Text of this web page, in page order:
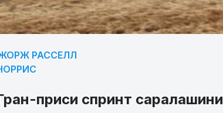
РАССЕЛЛ
приси спринт саралашини